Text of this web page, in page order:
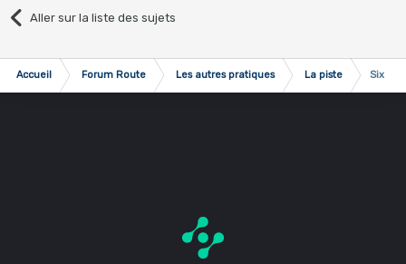
Aller sur la liste des sujets
Accueil Forum Route Les autres pratiques La piste Six